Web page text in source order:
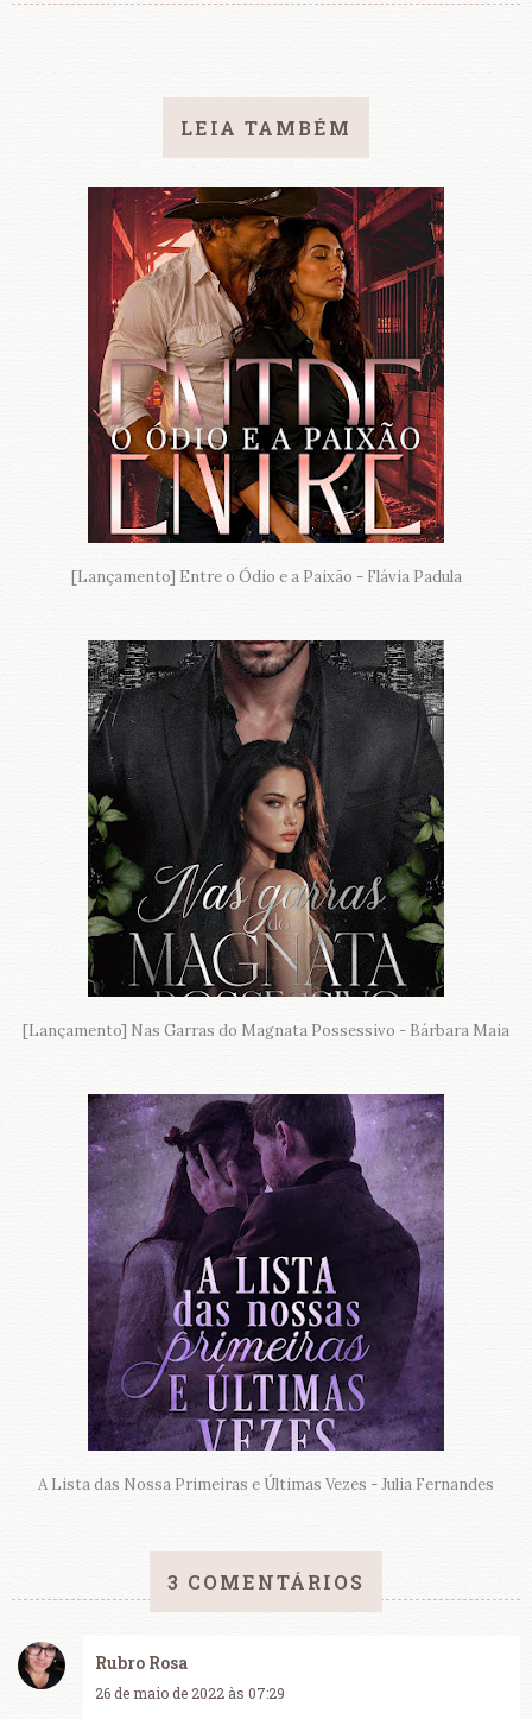
LEIA TAMBÉM
[Lançamento] Entre o Ódio e a Paixão - Flávia Padula
[Lançamento] Nas Garras do Magnata Possessivo - Bárbara Maia
A Lista das Nossa Primeiras e Últimas Vezes - Julia Fernandes
3 COMENTÁRIOS
Rubro Rosa
26 de maio de 2022 às 07:29